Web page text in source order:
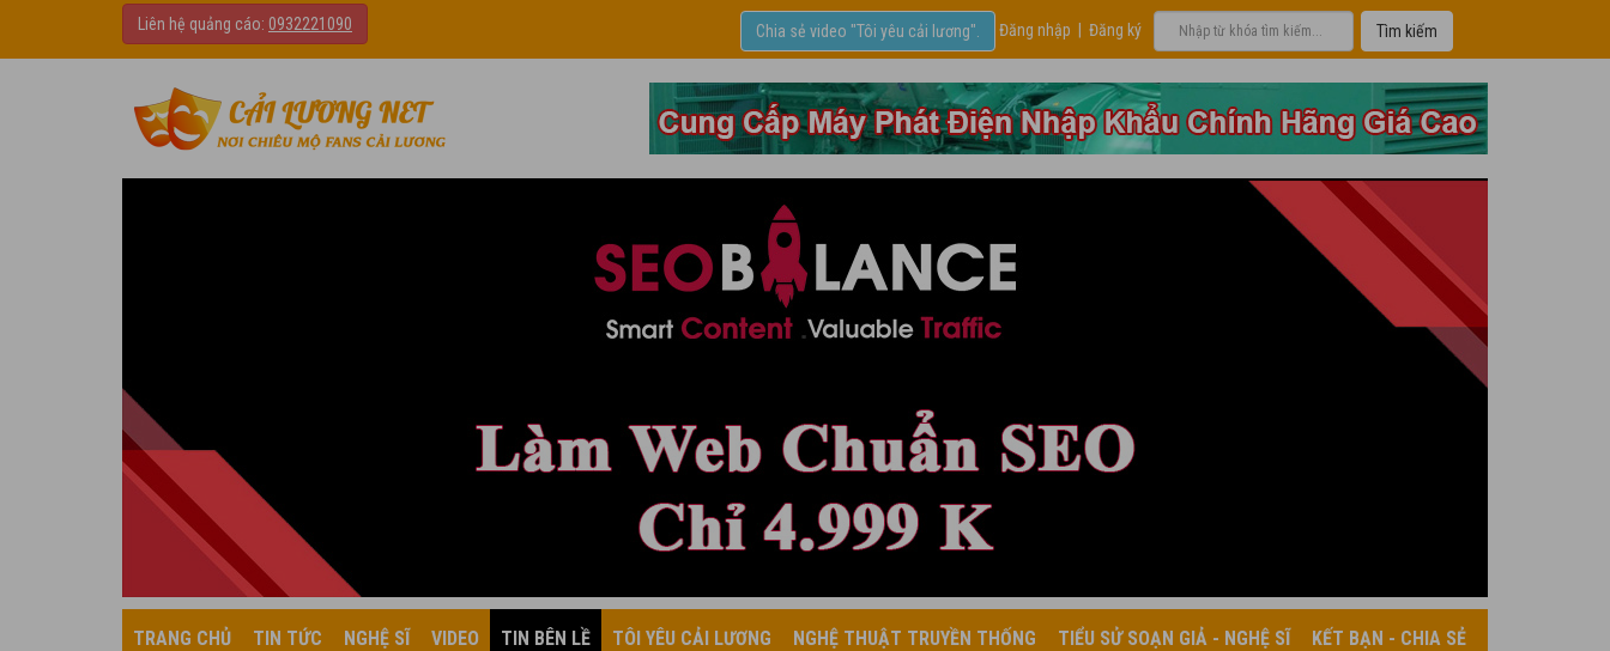
Liên hệ quảng cáo: 0932221090 Đăng nhập Đăng ký
Chia sẻ video "Tôi yêu cải lương".
TRANG CHỦ TIN TỨC NGHỆ SĨ VIDEO TIN BÊN LỀ TÔI YÊU CẢI LƯƠNG NGHỆ THUẬT TRUYỀN THỐNG TIỂU SỬ SOẠN GIẢ - NGHỆ SĨ KẾT BẠN - CHIA SẺ